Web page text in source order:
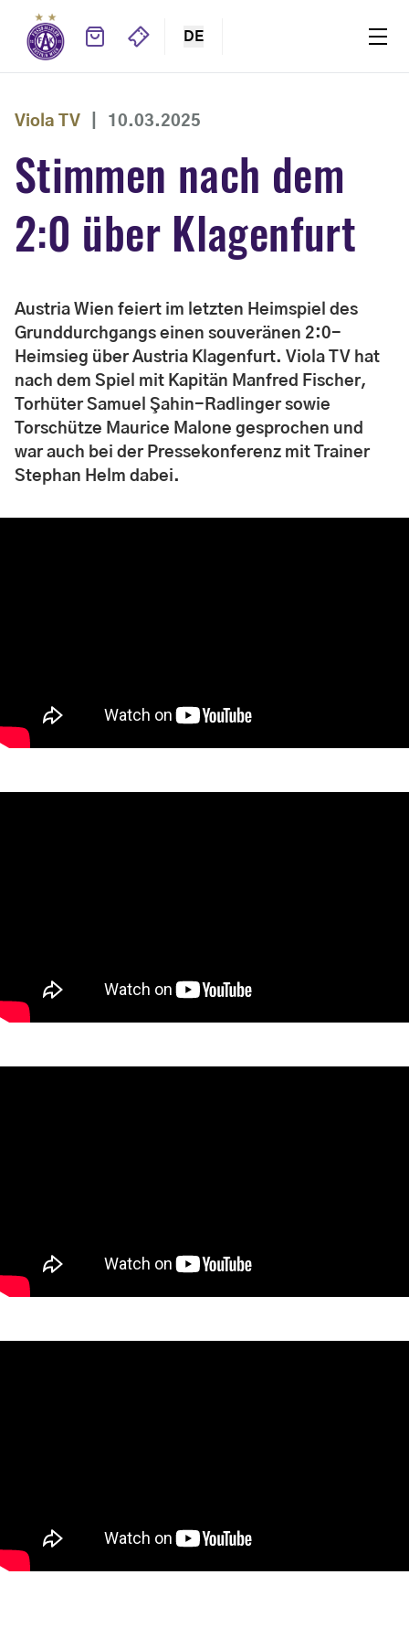
DE
Viola TV 10.03.2025
Stimmen nach dem
2:0 über Klagenfurt
Austria Wien feiert im letzten Heimspiel des
Grunddurchgangs einen souveränen 2:0-
Heimsieg über Austria Klagenfurt. Viola TV hat
nach dem Spiel mit Kapitän Manfred Fischer,
Torhüter Samuel Şahin-Radlinger sowie
Torschütze Maurice Malone gesprochen und
war auch bei der Pressekonferenz mit Trainer
Stephan Helm dabei.